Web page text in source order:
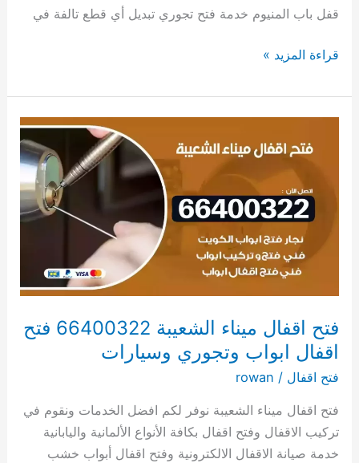
قفل باب المنيوم خدمة فتح تجوري تبديل أي قطع تالفة في
قراءة المزيد »
فتح اقفال ميناء الشعيبة 66400322 فتح
اقفال ابواب وتجوري وسيارات
فتح اقفال /
rowan
فتح اقفال ميناء الشعيبة نوفر لكم افضل الخدمات ونقوم في
تركيب الاقفال وفتح اقفال بكافة الأنواع الألمانية واليابانية
خدمة صيانة الاقفال الالكترونية وفتح اقفال أبواب خشب
اقفال
الشعيبة
66400322
فتح
اقفال
وتجوري
وسيارات